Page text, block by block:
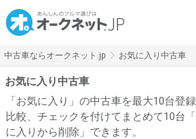
中古車ならオークネット.jp お気に入り中古車
お気に入り中古車
「お気に入り」の中古車を最大10台登
比較、チェックを付けてまとめて10台
に入りから削除」できます。